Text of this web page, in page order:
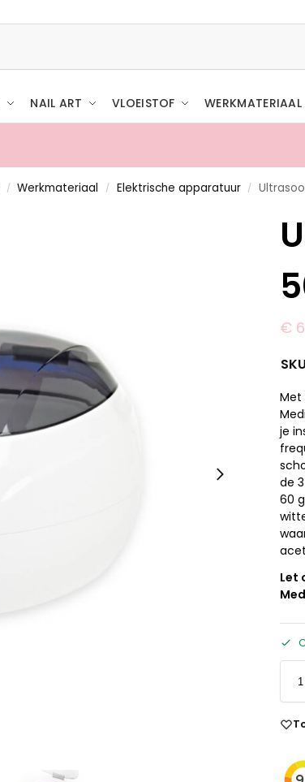
NAIL ART VLOEISTOF WERKMATERIAAL
/ Werkmateriaal / Elektrische apparatuur /
€
SKU
Met
je
de
60
Let